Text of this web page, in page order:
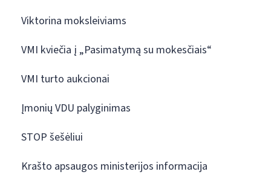
Viktorina moksleiviams
VMI kviečia į „Pasimatymą su mokesčiais“
VMI turto aukcionai
Įmonių VDU palyginimas
STOP šešėliui
Krašto apsaugos ministerijos informacija